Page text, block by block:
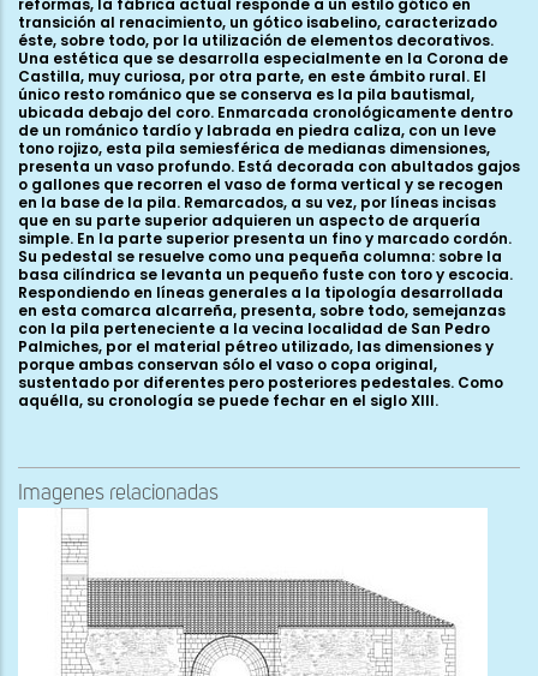
reformas, la fábrica actual responde a un estilo gótico en
transición al renacimiento, un gótico isabelino, caracterizado
éste, sobre todo, por la utilización de elementos decorativos.
Una estética que se desarrolla especialmente en la Corona de
Castilla, muy curiosa, por otra parte, en este ámbito rural. El
único resto románico que se conserva es la pila bautismal,
ubicada debajo del coro. Enmarcada cronológicamente dentro
de un románico tardío y labrada en piedra caliza, con un leve
tono rojizo, esta pila semiesférica de medianas dimensiones,
presenta un vaso profundo. Está decorada con abultados gajos
o gallones que recorren el vaso de forma vertical y se recogen
en la base de la pila. Remarcados, a su vez, por líneas incisas
que en su parte superior adquieren un aspecto de arquería
simple. En la parte superior presenta un fino y marcado cordón.
Su pedestal se resuelve como una pequeña columna: sobre la
basa cilíndrica se levanta un pequeño fuste con toro y escocia.
Respondiendo en líneas generales a la tipología desarrollada
en esta comarca alcarreña, presenta, sobre todo, semejanzas
con la pila perteneciente a la vecina localidad de San Pedro
Palmiches, por el material pétreo utilizado, las dimensiones y
porque ambas conservan sólo el vaso o copa original,
sustentado por diferentes pero posteriores pedestales. Como
aquélla, su cronología se puede fechar en el siglo XIII.
Imagenes relacionadas